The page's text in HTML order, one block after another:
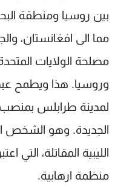
بين روسيا ومنطقة
مما الى افغانستان،
مصلحة الولايات
وروسيا. هذا ويطمح
لمدينة طرابلس بمنصب
الجديدة. وهو الشخص
الليبية المقاتلة، التي
منظمة ارهابية.